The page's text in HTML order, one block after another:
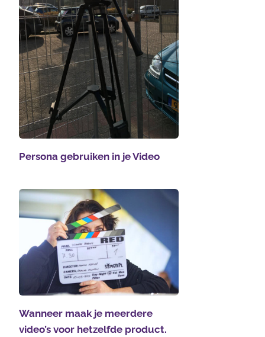
Persona gebruiken in je Video
Wanneer maak je meerdere
video’s voor hetzelfde product.